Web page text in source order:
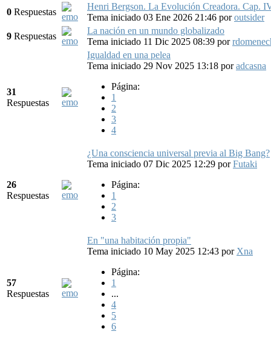
0 Respuestas
Henri Bergson. La Evolución Creadora. Cap.
Tema iniciado 03 Ene 2026 21:46 poroutsider
9 Respuestas
La nación en un mundo globalizado
Tema iniciado 11 Dic 2025 08:39 por
31
Respuestas
Igualdad en una pelea
Tema iniciado 29 Nov 2025 13:18 poradcasna
Página:
1
2
3
4
26
Respuestas
¿Una consciencia universal previa al Big Bang?
Tema iniciado 07 Dic 2025 12:29 porFutaki
Página:
1
2
3
57
Respuestas
En "una habitación propia"
Tema iniciado 10 May 2025 12:43 por Xna
Página:
1
...
4
5
6